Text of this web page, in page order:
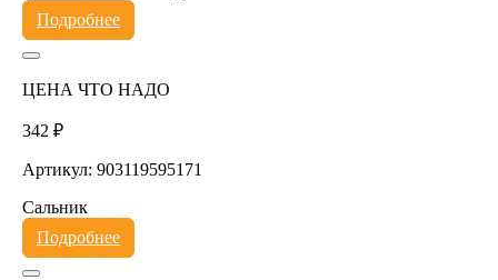
Подробнее
ЦЕНА ЧТО НАДО
342 ₽
Артикул: 903119595171
Сальник
Подробнее